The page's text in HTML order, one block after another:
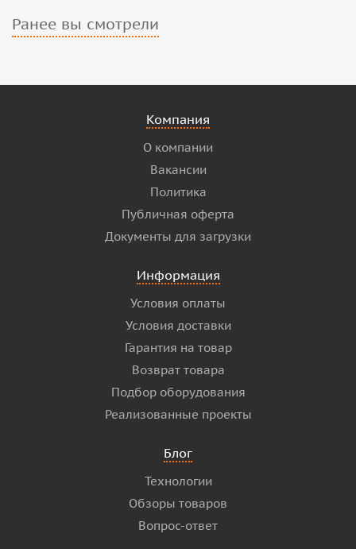
Ранее вы смотрели
Компания
О компании
Вакансии
Политика
Публичная оферта
Документы для загрузки
Информация
Условия оплаты
Условия доставки
Гарантия на товар
Возврат товара
Подбор оборудования
Реализованные проекты
Блог
Технологии
Обзоры товаров
Вопрос-ответ